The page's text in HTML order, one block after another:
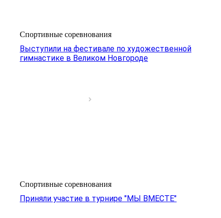
Спортивные соревнования
Выступили на фестивале по художественной
гимнастике в Великом Новгороде
Спортивные соревнования
Приняли участие в турнире "МЫ ВМЕСТЕ"